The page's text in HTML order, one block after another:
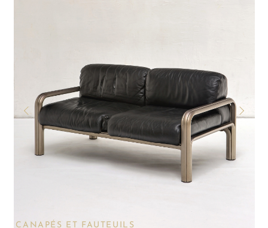
CANAPÉS ET FAUTEUILS